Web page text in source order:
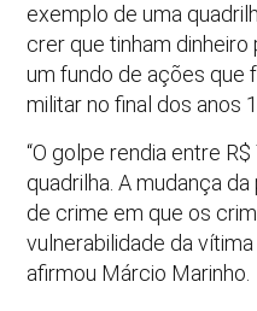
exemplo de uma
crer que tinham
um fundo de ações que
militar no final dos anos
“O golpe rendia entre
quadrilha. A mudança
de crime em que os
vulnerabilidade da
afirmou Márcio Marinho.